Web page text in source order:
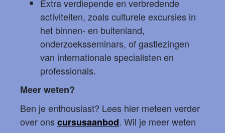
Extra verdiepende en verbredende
activiteiten, zoals culturele excursies in
het binnen- en buitenland,
onderzoeksseminars, of gastlezingen
van internationale specialisten en
professionals.
Meer weten?
Ben je enthousiast? Lees hier meteen verder
over onscursusaanbod. Wil je meer weten